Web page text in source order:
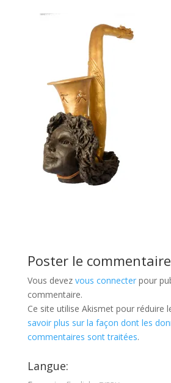
Poster le commentaire
Vous devez vous connecterpour
commentaire.
Ce site utilise Akismet pour réduire
savoir plus sur la façon dont les
commentaires sont traitées.
Langue: